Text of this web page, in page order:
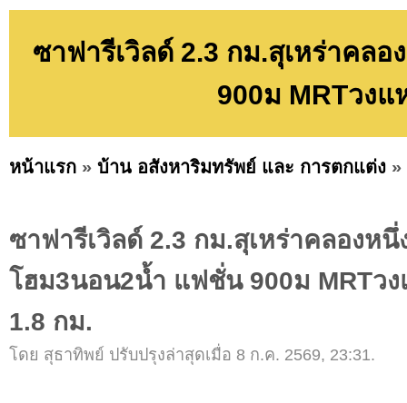
ซาฟารีเวิลด์ 2.3 กม.สุเหร่าคล
900ม MRTวง
หน้าแรก » บ้าน อสังหาริมทรัพย์ และ การตกแต่ง »
ซาฟารีเวิลด์ 2.3 กม.สุเหร่าคลองหนึ่
โฮม3นอน2น้ำ แฟชั่น 900ม MRTว
1.8 กม.
โดย สุธาทิพย์ ปรับปรุงล่าสุดเมื่อ 8 ก.ค. 2569, 23:31.